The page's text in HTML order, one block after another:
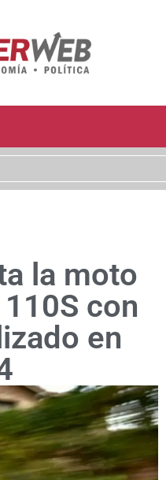
la moto
con
en